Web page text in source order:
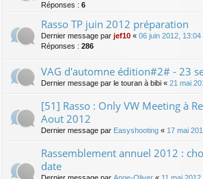
Réponses : 6
Rasso TP juin 2012 préparation
Dernier message par jef10 « 06 juin 2012, 13:04
Réponses : 286
VAG d'automne édition#2# - 23
Dernier message par le touran à bibi « 21 mai
[51] Rasso : Only VW Meeting à
Aout 2012
Dernier message par Easyshooting « 17 mai
Rassemblement annuel 2012 :
date